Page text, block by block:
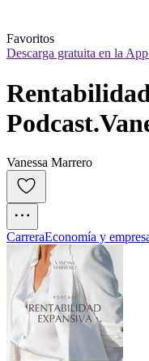
Favoritos
Descarga gratuita en la
Vanessa Marrero
CarreraEconomía y